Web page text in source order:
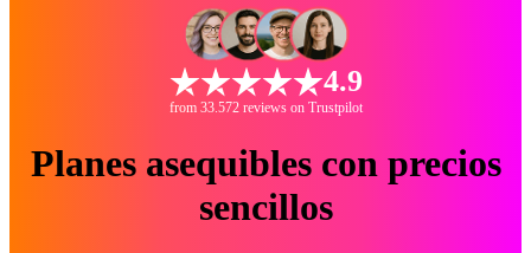
4.9
from 33.572 reviews on Trustpilot
Planes asequibles con precios
sencillos